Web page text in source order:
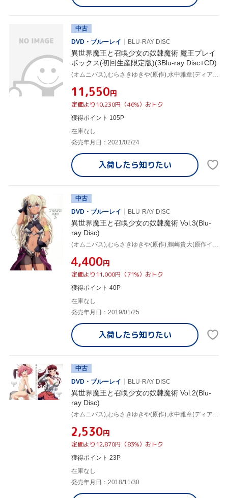
中古
DVD・ブルーレイ
BLU-RAY DISC
異世界魔王と召喚少女の奴隷魔術 魔王プレイ
ボックス(初回生産限定版)(3Blu-ray Disc+CD)
¥11,550円
定価より10,230円（46%）おトク
獲得ポイント 105P
在庫なし
発売年月日：2021/02/24
入荷したら知りたい
中古
DVD・ブルーレイ
BLU-RAY DISC
異世界魔王と召喚少女の奴隷魔術 Vol.3(Blu-
ray Disc)
¥4,400円
定価より11,000円（71%）おトク
獲得ポイント 40P
在庫なし
発売年月日：2019/01/25
入荷したら知りたい
中古
DVD・ブルーレイ
BLU-RAY DISC
異世界魔王と召喚少女の奴隷魔術 Vol.2(Blu-
ray Disc)
¥2,530円
定価より12,870円（83%）おトク
獲得ポイント 23P
在庫なし
発売年月日：2018/11/30